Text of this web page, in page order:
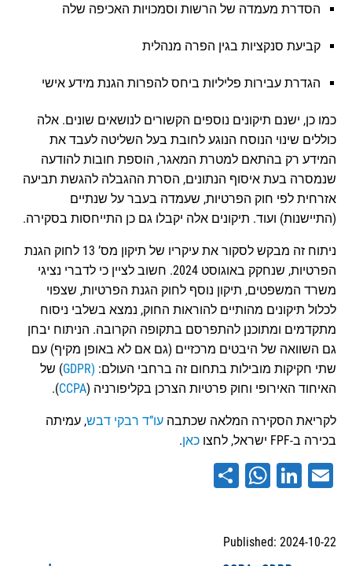
הסדרת מעמדה של הרשות וסמכויות האכיפה שלה
קביעת סנקציות בגין הפרה מנהלית
הגדרת עבירות פליליות ביחס להפרות הגנת מידע אישי
כמו כן, ישנם תיקונים נוספים הקשורים לנושאים שונים. אלה
כוללים שינוי הנוסח הנוגע לחובת בעל השליטה לעבד את
המידע רק בהתאם למטרת המאגר, הוספת חובות להודעה
שנמסרה בעת איסוף הנתונים, הסרת ההגבלה להגשת תביעה
אזרחית לפי חוק הפרטיות, שעמדה בעבר על שנתיים
(התיישנות) ועוד. תיקונים אלה יקבלו גם כן התייחסות בסקירה.
ניתוח זה מבקש לסקור את עיקריו של תיקון מס’ 13 לחוק הגנת
הפרטיות, שנחקק באוגוסט 2024. חשוב לציין כי לדברי נציגי
משרד המשפטים, תיקון נוסף לחוק הגנת הפרטיות, שצפוי
לכלול תיקונים מהותיים להוראות החוק, נמצא בשלבי ניסוח
מתקדמים ומתוכנן להתפרסם בתקופה הקרובה. הניתוח יבחן
גם השוואה של היבטים מרכזיים (גם אם לא באופן מקיף) עם
שתי חקיקות מובילות בתחום זה ברחבי העולם: (GDPR
) של
האיחוד האירופי וחוק פרטיות הצרכן בקליפורניה (CCPA
).
לקריאת הסקירה המלאה שכתבה עו”ד רבקי דבש, עמיתה
בכירה ב-FPF ישראל, לחצו
כאן.
Email
LinkedIn
WhatsApp
Published: 2024-10-22